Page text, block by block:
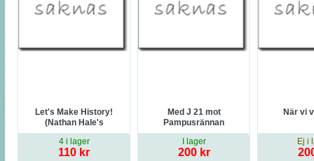
Let's Make History!
(Nathan Hale's
Hazardous Tales)
4 i lager
110 kr
Med J 21 mot
Pampusrännan
I lager
200 kr
När vi
Ej i